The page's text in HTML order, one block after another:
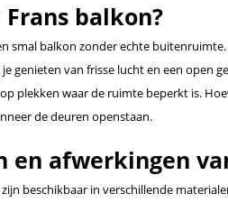
balkon?
smal balkon zonder echte
genieten van frisse lucht en een open
plekken waar de ruimte beperkt is.
de deuren openstaan.
en afwerkingen
beschikbaar in verschillende